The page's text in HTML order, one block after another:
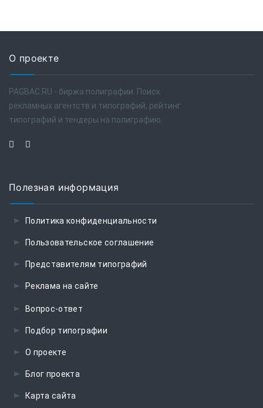
О проекте
PAGBAC.RU - биржа полиграфии. Поиск
рекламных агентств и типографий, рейтинг
типографий и тендеры на полиграфию.
Полезная информация
Политика конфиденциальности
Пользовательское соглашение
Представителям типографий
Реклама на сайте
Вопрос-ответ
Подбор типографии
О проекте
Блог проекта
Карта сайта